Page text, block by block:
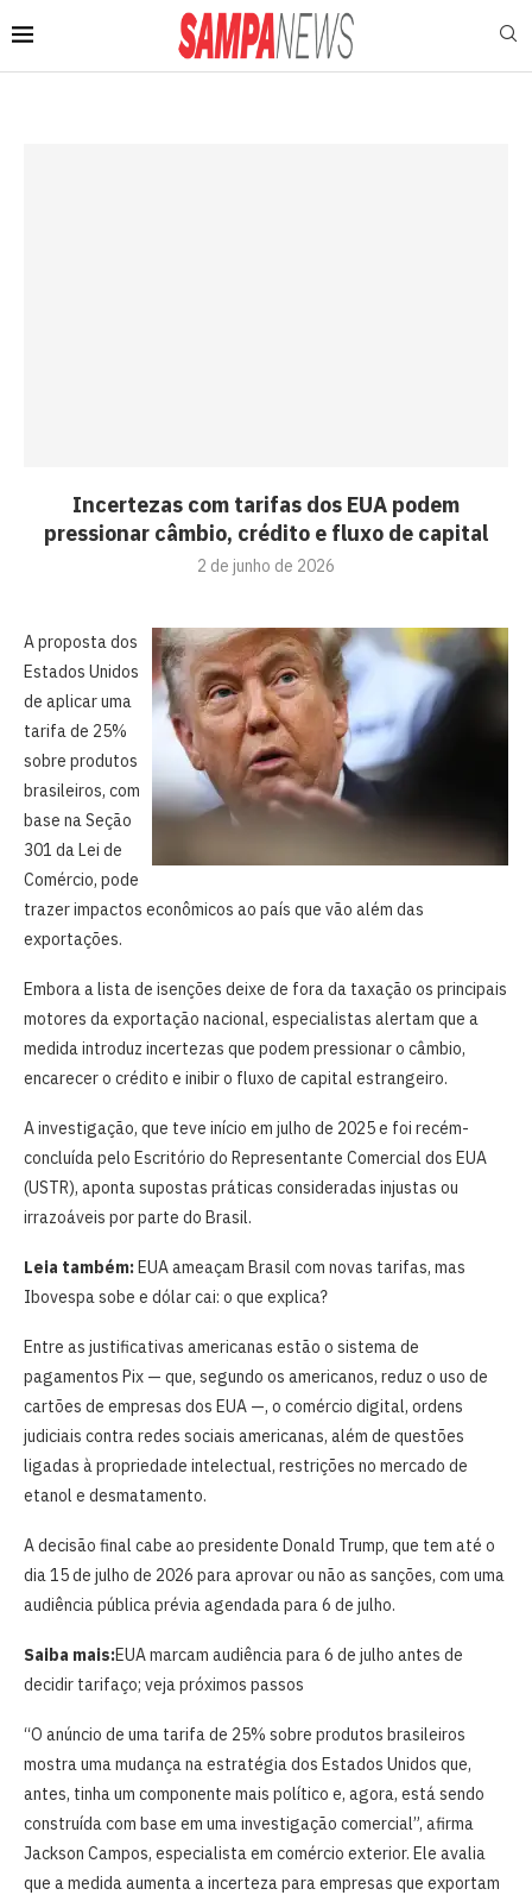
Incertezas com tarifas dos EUA podem
pressionar câmbio, crédito e fluxo de capital
2 de junho de 2026
A proposta dos
Estados Unidos
de aplicar uma
tarifa de 25%
sobre produtos
brasileiros, com
base na Seção
301 da Lei de
Comércio, pode
trazer impactos econômicos ao país que vão além das
exportações.
Embora a lista de isenções deixe de fora da taxação os principais
motores da exportação nacional, especialistas alertam que a
medida introduz incertezas que podem pressionar o câmbio,
encarecer o crédito e inibir o fluxo de capital estrangeiro.
A investigação, que teve início em julho de 2025 e foi recém-
concluída pelo Escritório do Representante Comercial dos EUA
(USTR), aponta supostas práticas consideradas injustas ou
irrazoáveis por parte do Brasil.
Leia também:EUA ameaçam Brasil com novas tarifas, mas
Ibovespa sobe e dólar cai: o que explica?
Entre as justificativas americanas estão o sistema de
pagamentos Pix — que, segundo os americanos, reduz o uso de
cartões de empresas dos EUA —, o comércio digital, ordens
judiciais contra redes sociais americanas, além de questões
ligadas à propriedade intelectual, restrições no mercado de
etanol e desmatamento.
A decisão final cabe ao presidente Donald Trump, que tem até o
dia 15 de julho de 2026 para aprovar ou não as sanções, com uma
audiência pública prévia agendada para 6 de julho.
Saiba mais:EUA marcam audiência para 6 de julho antes de
decidir tarifaço; veja próximos passos
“O anúncio de uma tarifa de 25% sobre produtos brasileiros
mostra uma mudança na estratégia dos Estados Unidos que,
antes, tinha um componente mais político e, agora, está sendo
construída com base em uma investigação comercial”, afirma
Jackson Campos, especialista em comércio exterior. Ele avalia
que a medida aumenta a incerteza para empresas que exportam